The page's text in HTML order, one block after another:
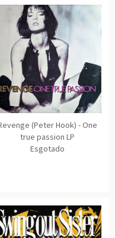
(Peter Hook) - One
true passion LP
Esgotado